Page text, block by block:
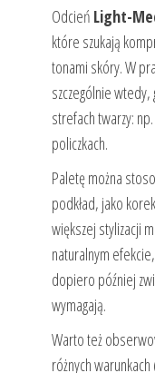
Odcień Light-
które szukają
tonami skóry. W
szczególnie
strefach twarzy:
policzkach.
Paletę można
podkład, jako
większej stylizacji
naturalnym
dopiero później
wymagają.
Warto też
różnych